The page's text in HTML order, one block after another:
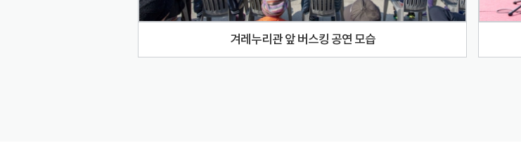
겨레누리관 앞 버스킹 공연 모습